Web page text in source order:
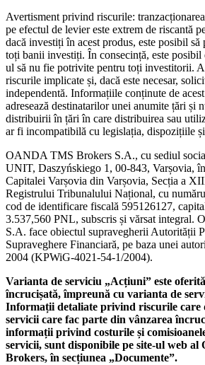
Avertisment privind riscurile:
pe efectul de levier este extrem de riscantă
dacă investiți în acest produs, este posibil să
toți banii investiți. În consecință, este
ul să nu fie potrivite pentru toți investitorii.
riscurile implicate și, dacă este necesar,
independentă. Informațiile conținute de
adresează destinatarilor unei anumite țări și
distribuirii în țări în care distribuirea sau
ar fi incompatibilă cu legislația, dispozițiile
OANDA TMS Brokers S.A., cu sediul
UNIT, Daszyńskiego 1, 00-843, Varșovia,
Capitalei Varșovia din Varșovia, Secția a
Registrului Tribunalului Național, cu
cod de identificare fiscală 595126127,
3.537,560 PNL, subscris și vărsat integral.
S.A. face obiectul supravegherii Autorității
Supraveghere Financiară, pe baza unei
2004 (KPWiG-4021-54-1/2004).
Varianta de serviciu „Acțiuni” este
încrucișată, împreună cu varianta de
Informații detaliate privind riscurile care
servicii care fac parte din vânzarea
informații privind costurile și
servicii, sunt disponibile pe site-ul web
Brokers, în secțiunea „Documente”.